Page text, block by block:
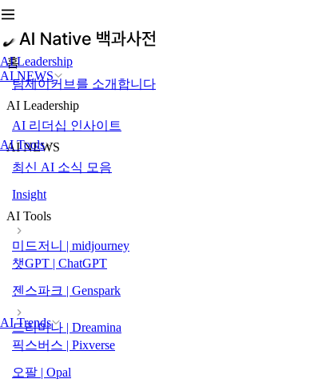
AI Leadership
AI NEWS
AI Tools
AI Trends
홈
팀제이커브를 소개합니다
AI Leadership
AI 리더십 인사이트
AI NEWS
최신 AI 소식 모음
Insight
AI Tools
미드저니 | midjourney
챗GPT | ChatGPT
젠스파크 | Genspark
드리미나 | Dreamina
픽스버스 | Pixverse
오팔 | Opal